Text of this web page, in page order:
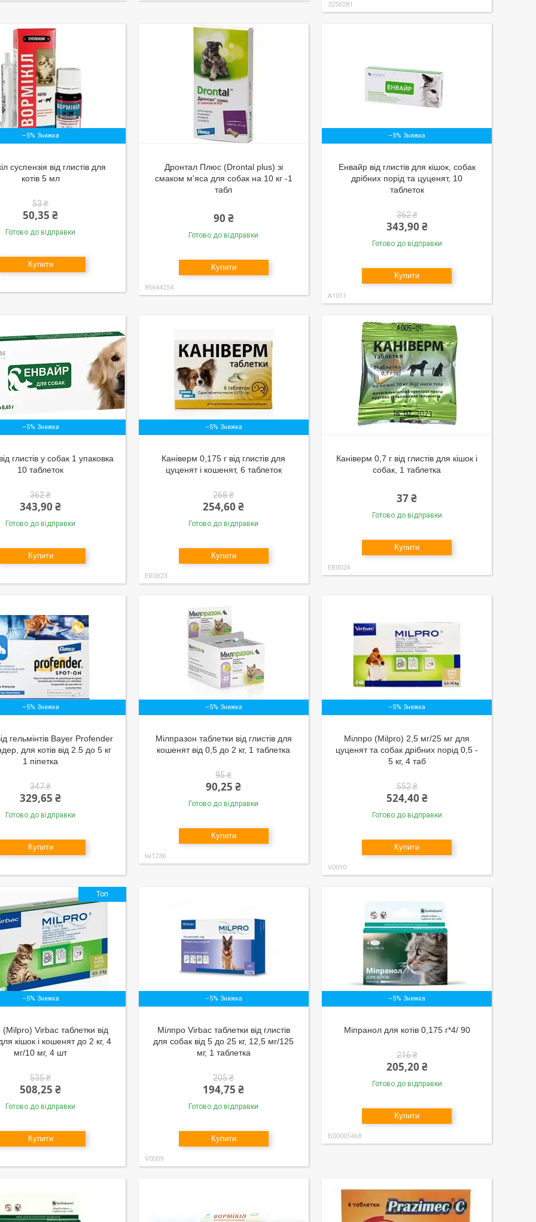
3250281
–5%
суспензія від глистів для
котів 5 мл
53 ₴
50,35 ₴
Готово до відправки
Купити
Дронтал Плюс (Drontal plus) зі
смаком м'яса для собак на 10 кг -1
табл
90 ₴
Готово до відправки
Купити
85644254
–5%
Енвайр від глистів для кішок, собак
дрібних порід та цуценят, 10
таблеток
362 ₴
343,90 ₴
Готово до відправки
Купити
А1011
–5%
глистів у собак 1 упаковка
10 таблеток
362 ₴
343,90 ₴
Готово до відправки
Купити
–5%
Каніверм 0,175 г від глистів для
цуценят і кошенят, 6 таблеток
268 ₴
254,60 ₴
Готово до відправки
Купити
ER0023
Каніверм 0,7 г від глистів для кішок і
собак, 1 таблетка
37 ₴
Готово до відправки
Купити
ER0024
–5%
гельмінтів Bayer Profender
для котів від 2.5 до 5 кг
1 піпетка
347 ₴
329,65 ₴
Готово до відправки
Купити
–5%
Мілпразон таблетки від глистів для
кошенят від 0,5 до 2 кг, 1 таблетка
95 ₴
90,25 ₴
Готово до відправки
Купити
Ім1236
–5%
Мілпро (Milpro) 2,5 мг/25 мг для
цуценят та собак дрібних порід 0,5 -
5 кг, 4 таб
552 ₴
524,40 ₴
Готово до відправки
Купити
V0010
Топ
–5%
(Milpro) Virbac таблетки від
кішок і кошенят до 2 кг, 4
мг/10 мг, 4 шт
535 ₴
508,25 ₴
Готово до відправки
Купити
–5%
Мілпро Virbac таблетки від глистів
для собак від 5 до 25 кг, 12,5 мг/125
мг, 1 таблетка
205 ₴
194,75 ₴
Готово до відправки
Купити
V0009
–5%
Міпранол для котів 0,175 г*4/ 90
216 ₴
205,20 ₴
Готово до відправки
Купити
Б00005468